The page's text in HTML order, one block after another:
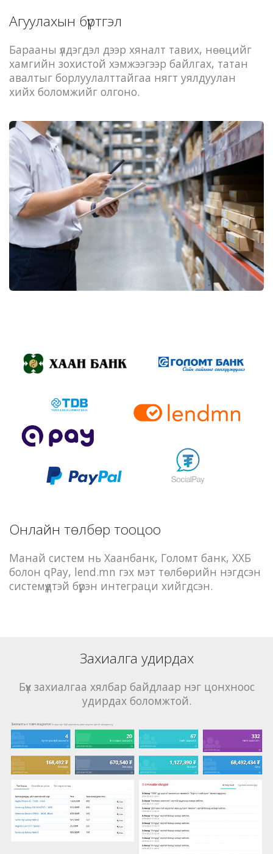
Агуулахын бүртгэл
Барааны үлдэгдэл дээр хяналт тавих, нөөцийг
хамгийн зохистой хэмжээгээр байлгах, татан
авалтыг борлуулалттайгаа нягт уялдуулан
хийх боломжийг олгоно.
Онлайн төлбөр тооцоо
Манай систем нь Хаанбанк, Голомт банк, ХХБ
болон qPay, lend.mn гэх мэт төлбөрийн нэгдсэн
системүүдтэй бүрэн интеграци хийгдсэн.
Захиалга удирдах
Бүх захиалгаа хялбар байдлаар нэг цонхноос
удирдах боломжтой.